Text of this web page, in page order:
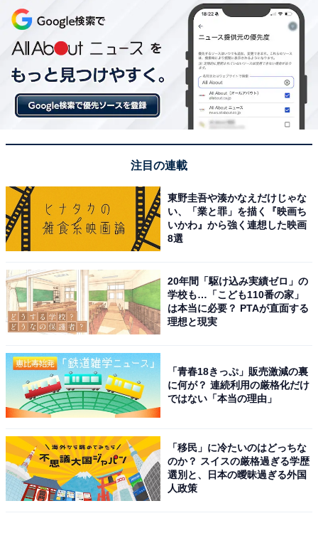
注目の連載
東野圭吾や湊かなえだけじゃな
い、「業と罪」を描く『映画ち
いかわ』から強く連想した映画
8選
20年間「駆け込み実績ゼロ」の
学校も…「こども110番の家」
は本当に必要？ PTAが直面する
理想と現実
「青春18きっぷ」販売激減の裏
に何が？ 連続利用の厳格化だけ
ではない「本当の理由」
「移民」に冷たいのはどっちな
のか？ スイスの厳格過ぎる学歴
選別と、日本の曖昧過ぎる外国
人政策